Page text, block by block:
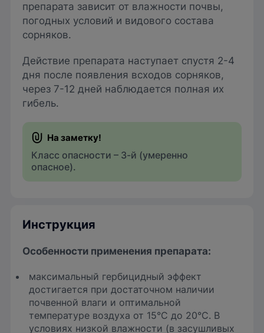
препарата зависит от влажности почвы,
погодных условий и видового состава
сорняков.
Действие препарата наступает спустя 2-4
дня после появления всходов сорняков,
через 7-12 дней наблюдается полная их
гибель.
Класс опасности – 3-й (умеренно
опасное).
Инструкция
Особенности применения препарата:
максимальный гербицидный эффект
достигается при достаточном наличии
почвенной влаги и оптимальной
температуре воздуха от 15°С до 20°С. В
условиях низкой влажности (в засушливых